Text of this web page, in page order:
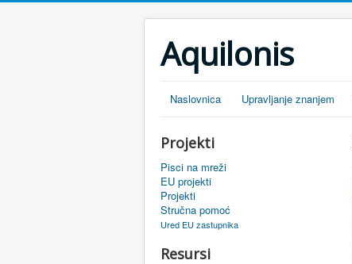
Aquilonis
Naslovnica Upravljanje znanjem
Projekti
Pisci na mreži
EU projekti
Projekti
Stručna pomoć
Ured EU zastupnika
Resursi